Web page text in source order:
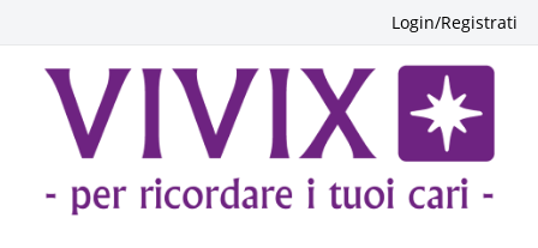
Login/Registrati